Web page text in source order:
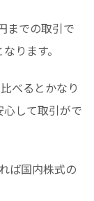
までの取引で
ります。
べるとかなり
して取引がで
ば国内株式の